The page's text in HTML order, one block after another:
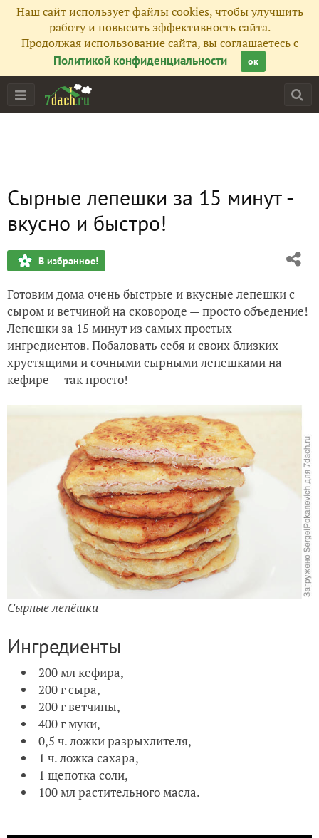
Наш сайт использует файлы cookies, чтобы улучшить
работу и повысить эффективность сайта.
Продолжая использование сайта, вы соглашаетесь с
Политикой конфиденциальности
ок
Cырные лепешки за 15 минут -
вкусно и быстро!
В избранное!
Готовим дома очень быстрые и вкусные лепешки с
сыром и ветчиной на сковороде — просто объедение!
Лепешки за 15 минут из самых простых
ингредиентов. Побаловать себя и своих близких
хрустящими и сочными сырными лепешками на
кефире — так просто!
Сырные лепёшки
Ингредиенты
200 мл кефира,
200 г сыра,
200 г ветчины,
400 г муки,
0,5 ч. ложки разрыхлителя,
1 ч. ложка сахара,
1 щепотка соли,
100 мл растительного масла.